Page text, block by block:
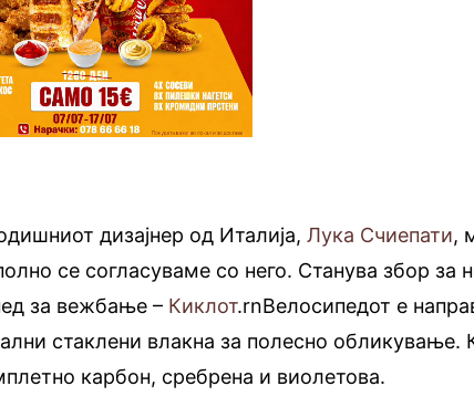
дизајнер од Италија,Лука Счиепати,
се согласуваме со него. Станува збор за
за вежбање – Киклот.rnВелосипедот е
стаклени влакна за полесно обликување.
карбон, сребрена и виолетова.